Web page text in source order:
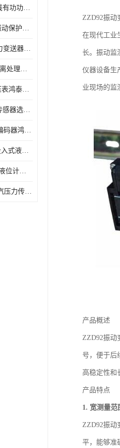
WBP214P75三相三线有功功率传感器鸿泰顺达产品稳定性好
STM82系列双通道振动保护表鸿泰产品技术规格
EL2600斯派莎克压力变送器技术规格
DGR-RA系列信号隔离处理器鸿泰产品技术规格
HB4740Z-V智能电压表鸿泰产品外形美观大方
LZDY1振动加速度传感器选型资料
BQH12 矿用本质型编码器鸿泰产品实物展示
FB0802WD03E307投入式液位计鸿泰产品选型参数
JL-LB二线制超声波液位计鸿泰产品外形美观大方
QBE2002-P5水管蒸汽压力传感器西门子产品技术规格
ZZD92振动
在现代工业
长。振动监
仪器设备生
业现场的
产品概述
ZZD92振动
号，便于后
高稳定性和
产品特点
1. 宽测量范
ZZD92振动
平，能够准